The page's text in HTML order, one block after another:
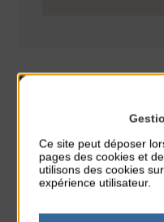
Conférence
PARTAGER CETTE INFO :
Ce site peut déposer
pages des cookies et
utilisons des cookies
expérience utilisateur.